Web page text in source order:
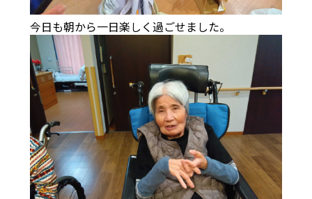
今日も朝から一日楽しく過ごせました。